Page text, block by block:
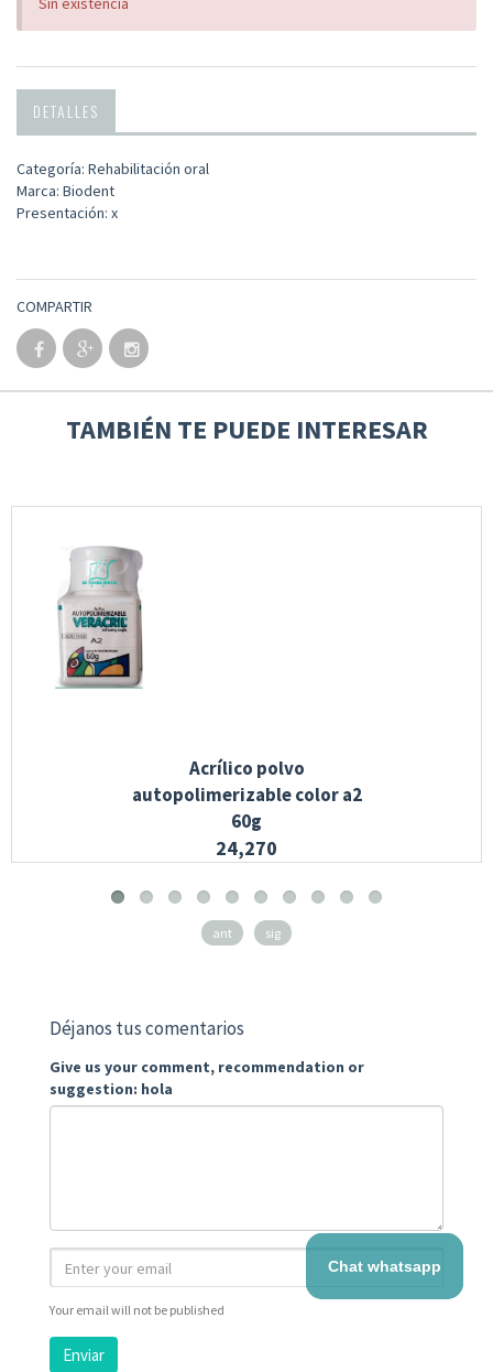
DETALLES
Categoría: Rehabilitación oral
Marca: Biodent
Presentación: x
COMPARTIR
TAMBIÉN TE PUEDE INTERESAR
Acrílico polvo
autopolimerizable color a2
60g
24,270
ant sig
Déjanos tus comentarios
Give us your comment, recommendation or
suggestion: hola
Your email will not be published
Enviar
Chat whatsapp